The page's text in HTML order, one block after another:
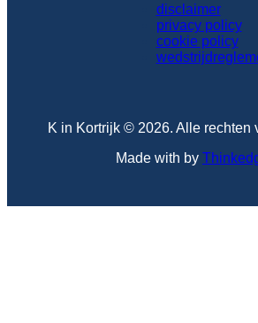
disclaimer
privacy policy
cookie policy
K in Kortrijk © 2026. Alle rechten
Made with by